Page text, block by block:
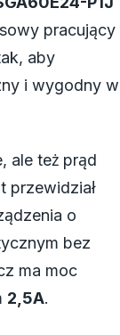
pracujący
aby
i wygodny w
ale też prąd
przewidział
o
bez
ma moc
2,5A.